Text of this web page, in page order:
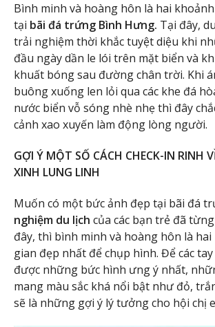
Bình minh và hoàng hôn là hai
tại bãi đá trứng Bình Hưng. Tại đây,
trải nghiệm thời khắc tuyệt diệu khi
đầu ngày dần le lói trên mặt biển và
khuất bóng sau đường chân trời. Khi
buông xuống len lỏi qua các khe đá
nước biển vỗ sóng nhè nhẹ thì đây
cảnh xao xuyến làm động lòng người.
GỢI Ý MỘT SỐ CÁCH CHECK-IN RINH
XINH LUNG LINH
Muốn có một bức ảnh đẹp tại bãi đá
nghiệm du lịch của các bạn trẻ đã
đây, thì bình minh và hoàng hôn là
gian đẹp nhất để chụp hình. Để các
được những bức hình ưng ý nhất,
mang màu sắc khá nổi bật như đỏ,
sẽ là những gợi ý lý tưởng cho hội chị